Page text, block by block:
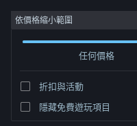
登入
社群
依價格縮小範圍
任何價格
折扣與活動
隱藏免費遊玩項目
開發人員: Jim Makes Games